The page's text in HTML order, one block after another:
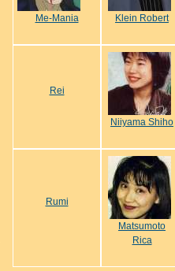
Me-Mania Klein Robert
Rei
Niiyama Shiho
Rumi
Matsumoto
Rica